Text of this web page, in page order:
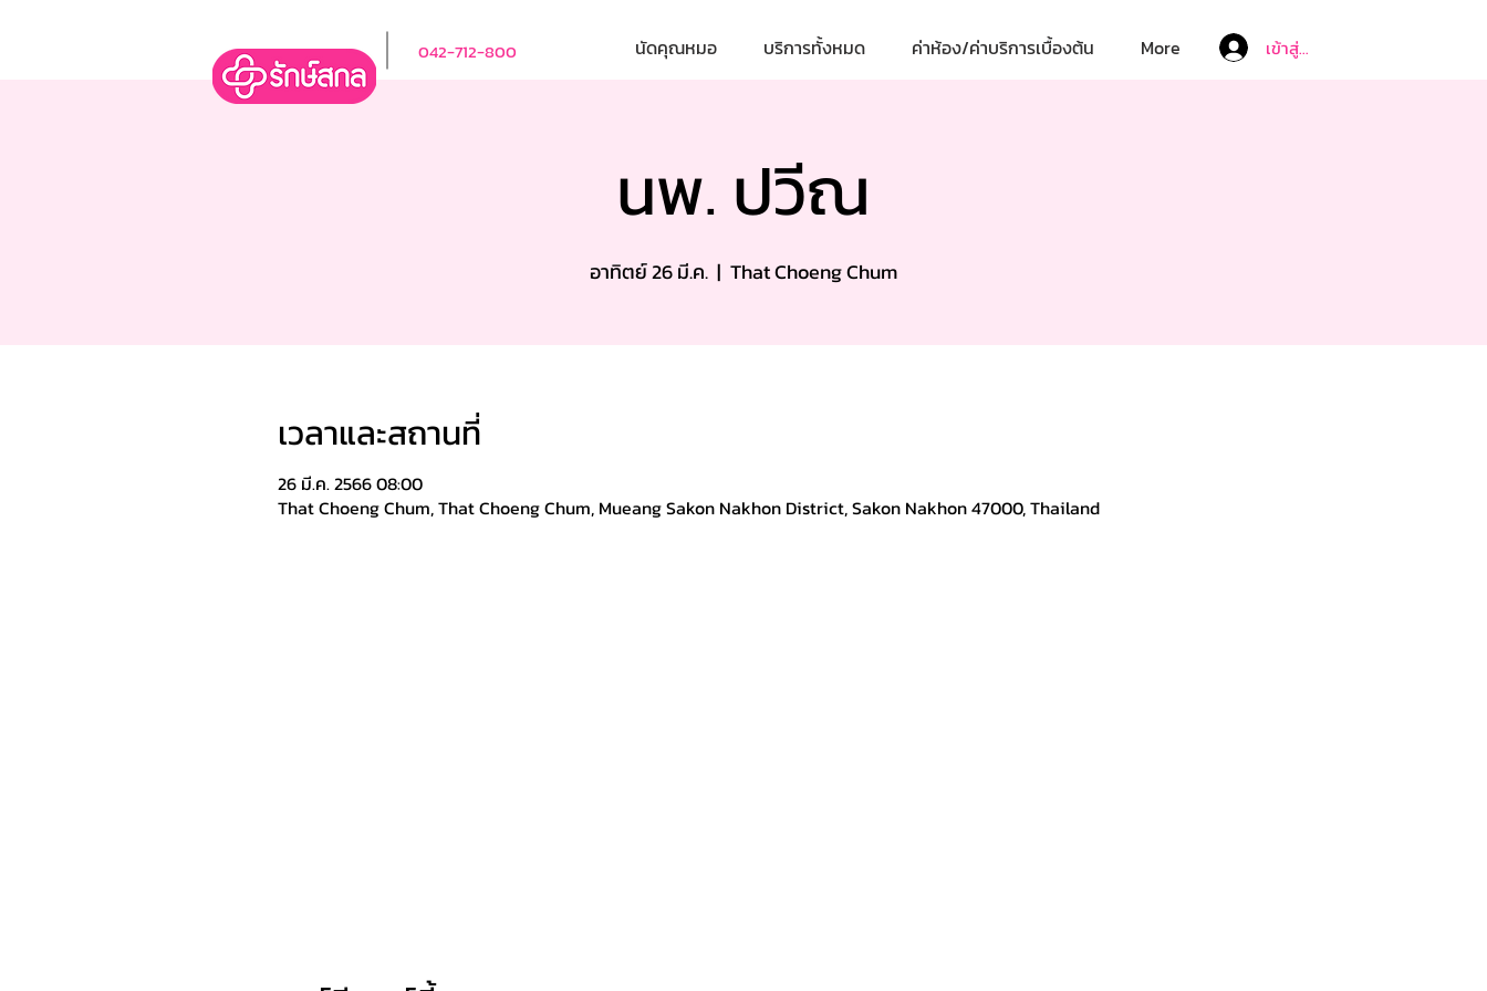
042-712-800 นัดคุณหมอ บริการทั้งหมด ค่าห้อง/ค่าบริการเบื้องต้น More เข้าสู่ระบบ
นพ. ปวีณ
อาทิตย์ 26 มี.ค.
  |
That Choeng Chum
เวลาและสถานที่
26 มี.ค. 2566 08:00
That Choeng Chum, That Choeng Chum, Mueang Sakon Nakhon District, Sakon Nakhon 47000, Thailand